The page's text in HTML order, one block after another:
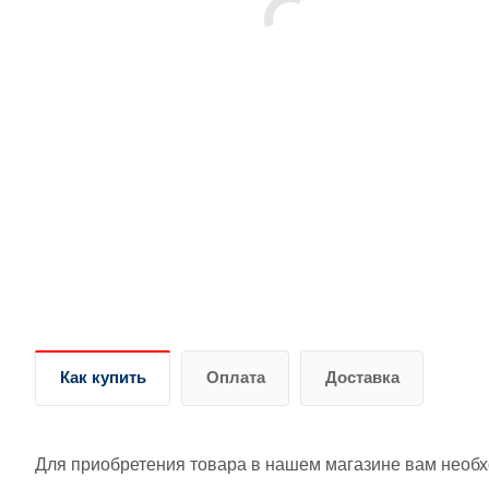
Как купить Оплата Доставка
Для приобретения товара в нашем магазине вам